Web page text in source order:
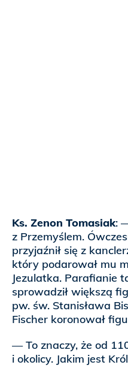
Ks. Zenon Tomasiak:
z Przemyślem.
przyjaźnił się z
który podarował mu
Jezulatka. Parafianie
sprowadził większą
pw. św. Stanisława
Fischer koronował
— To znaczy, że od
i okolicy. Jakim jest